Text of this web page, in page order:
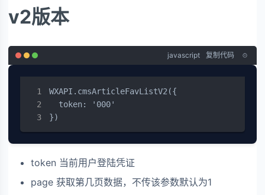
v2版本
javascript 复制代码
WXAPI.cmsArticleFavListV2({
  token: '000'
})
token 当前用户登陆凭证
page 获取第几页数据，不传该参数默认为1